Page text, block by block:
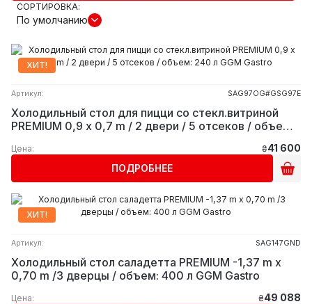
СОРТИРОВКА:
По умолчанию
ХИТ!
Артикул: SAG97OG#GSG97E
Холодильный стол для пицци со стекл.витриной
PREMIUM 0,9 x 0,7 m / 2 двери / 5 отсеков / объем:
Цена: ₴41 600
ПОДРОБНЕЕ
ХИТ!
Артикул: SAG147GND
Холодильный стол саладетта PREMIUM -1,37 m x
0,70 m /3 дверцы / объем: 400 л GGM Gastro
Цена: ₴49 088